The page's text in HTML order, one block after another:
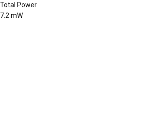
Total Power
7.2 mW